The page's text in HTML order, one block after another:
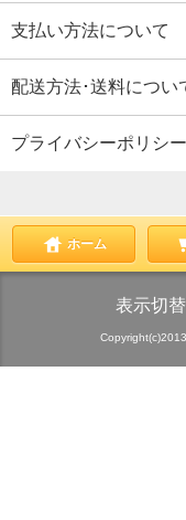
支払い方法について
配送方法･送料につい
プライバシーポリシー
ホーム
表示切